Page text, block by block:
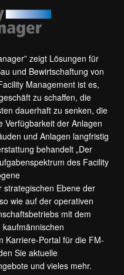
zeigt Lösungen für
und Bewirtschaftung von
Management ist es,
zu schaffen, die
dauerhaft zu senken, die
Verfügbarkeit der Anlagen
und Anlagen langfristig
behandelt „Der
des Facility
strategischen Ebene der
wie auf der operativen
mit dem
Karriere-Portal für die FM-
Sie aktuelle
und vieles mehr.